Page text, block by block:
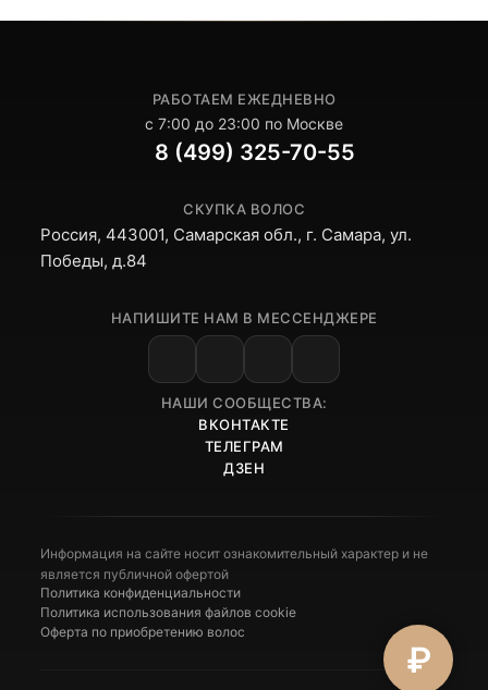
₽
РАБОТАЕМ ЕЖЕДНЕВНО
с 7:00 до 23:00 по Москве
8 (499) 325-70-55
СКУПКА ВОЛОС
Россия, 443001, Самарская обл., г. Самара, ул.
Победы, д.84
НАПИШИТЕ НАМ В МЕССЕНДЖЕРЕ
НАШИ СООБЩЕСТВА:
ВКОНТАКТЕ
ТЕЛЕГРАМ
ДЗЕН
Информация на сайте носит ознакомительный характер и не
является публичной офертой
Политика конфиденциальности
Политика использования файлов cookie
Оферта по приобретению волос